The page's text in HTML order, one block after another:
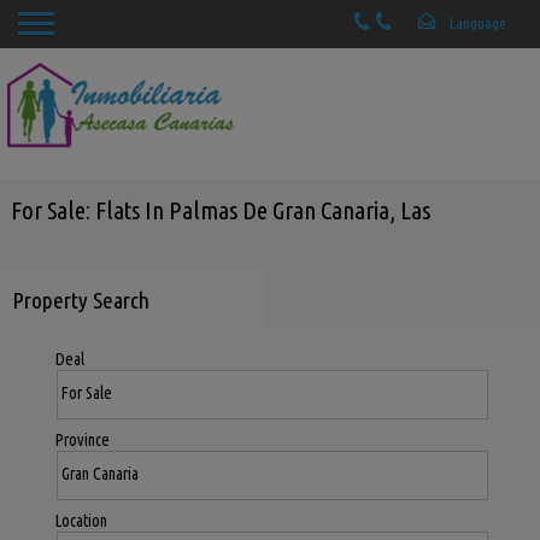
For Sale: Flats In Palmas De Gran Canaria, Las
Property Search
Deal
Province
Location